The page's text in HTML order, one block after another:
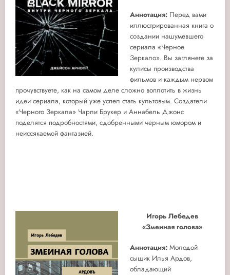
Аннотация: Перед вами
иллюстрированная книга о
создании нашумевшего
сериала «Черное
Зеркало». Вы заглянете за
кулисы производства
фильмов и каждым нервом
прочувствуете, как на самом деле сложно воплотить в жизнь
идеи сериала, который уже успел стать культовым. Создатели
«Черного Зеркала» Чарли Брукер и Аннабель Джонс
поделятся подробностями, сдобренными черным юмором и
неиссякаемой фантазией.
Игорь Лебедев
«Змеиная голова»
Аннотация:Молодой
сыщик Илья Ардов,
обладающий